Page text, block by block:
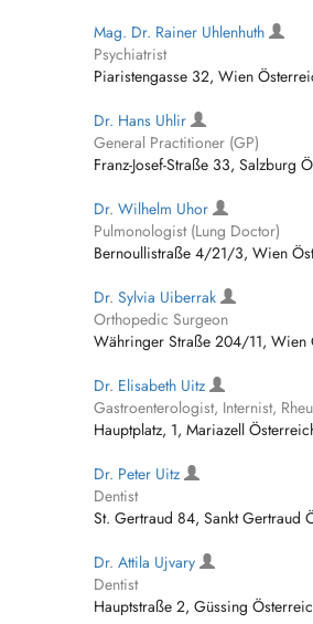
Mag. Dr. Rainer Uhlenhuth
Psychiatrist
Piaristengasse 32, Wien
Dr. Hans Uhlir
General Practitioner (GP)
Franz-Josef-Straße 33, Salzburg
Dr. Wilhelm Uhor
Pulmonologist (Lung Doctor)
Bernoullistraße 4/21/3, Wien
Dr. Sylvia Uiberrak
Orthopedic Surgeon
Währinger Straße 204/11, Wien
Dr. Elisabeth Uitz
Gastroenterologist, Internist,
Hauptplatz, 1, Mariazell
Dr. Peter Uitz
Dentist
St. Gertraud 84, Sankt Gertraud
Dr. Attila Ujvary
Dentist
Hauptstraße 2, Güssing